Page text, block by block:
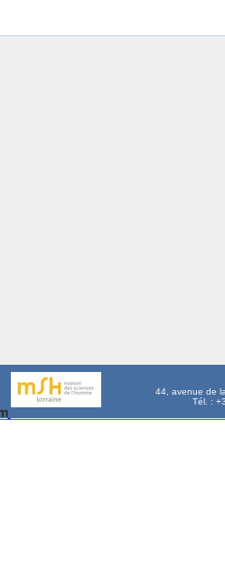
44, avenue de
Tél. :